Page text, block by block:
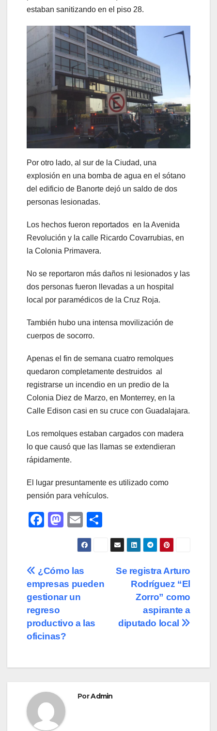
estaban sanitizando en el piso 28.
Por otro lado, al sur de la Ciudad, una
explosión en una bomba de agua en el sótano
del edificio de Banorte dejó un saldo de dos
personas lesionadas.
Los hechos fueron reportados en la Avenida
Revolución y la calle Ricardo Covarrubias, en
la Colonia Primavera.
No se reportaron más daños ni lesionados y las
dos personas fueron llevadas a un hospital
local por paramédicos de la Cruz Roja.
También hubo una intensa movilización de
cuerpos de socorro.
Apenas el fin de semana cuatro remolques
quedaron completamente destruidos al
registrarse un incendio en un predio de la
Colonia Diez de Marzo, en Monterrey, en la
Calle Edison casi en su cruce con Guadalajara.
Los remolques estaban cargados con madera
lo que causó que las llamas se extendieran
rápidamente.
El lugar presuntamente es utilizado como
pensión para vehículos.
F
e
b
o
o
k
M
o
d
o
E
m
ail
o
m
ar
Navegación
de
entradas
Se registra Arturo
Rodríguez “El
Zorro” como
aspirante a
diputado local
¿Cómo las
empresas pueden
gestionar un
regreso
productivo a las
oficinas?
PorAdmin